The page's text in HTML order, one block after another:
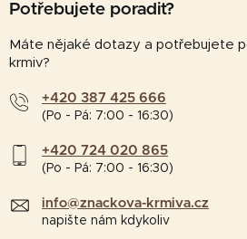
Potřebujete poradit?
Máte nějaké dotazy a potřebujete
krmiv?
+420 387 425 666
(Po - Pá: 7:00 - 16:30)
+420 724 020 865
(Po - Pá: 7:00 - 16:30)
info@znackova-krmiva.cz
napište nám kdykoliv